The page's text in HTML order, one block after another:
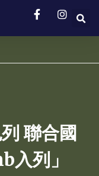
聯合國
入列」